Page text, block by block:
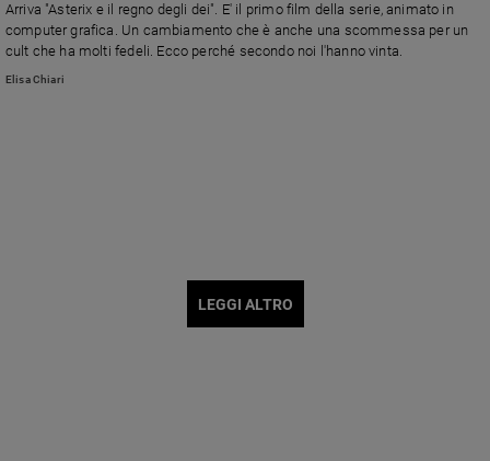
Arriva "Asterix e il regno degli dei". E' il primo film della serie, animato in
computer grafica. Un cambiamento che è anche una scommessa per un
cult che ha molti fedeli. Ecco perché secondo noi l'hanno vinta.
Elisa Chiari
LEGGI ALTRO